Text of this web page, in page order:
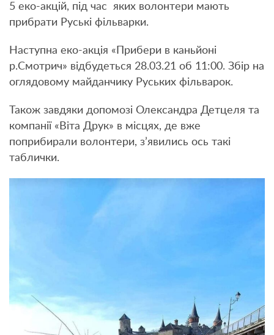
5 еко-акцій, під час яких волонтери мають
прибрати Руські фільварки.
Наступна еко-акція «Прибери в каньйоні
р.Смотрич» відбудеться 28.03.21 об 11:00. Збір на
оглядовому майданчику Руських фільварок.
Також завдяки допомозі Олександра Детцеля та
компанії «Віта Друк» в місцях, де вже
поприбирали волонтери, з’явились ось такі
таблички.